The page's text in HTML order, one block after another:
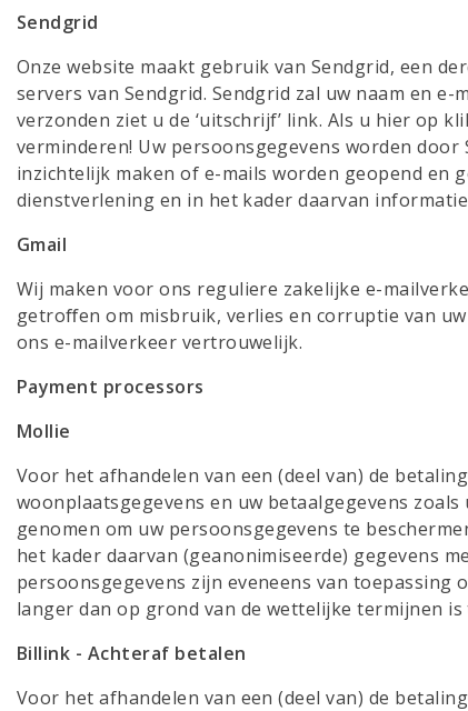
Sendgrid
Onze website maakt gebruik van Sendgrid, een
servers van Sendgrid. Sendgrid zal uw naam en
verzonden ziet u de ‘uitschrijf’ link. Als u hier op
verminderen! Uw persoonsgegevens worden
inzichtelijk maken of e-mails worden geopend en
dienstverlening en in het kader daarvan
Gmail
Wij maken voor ons reguliere zakelijke e-
getroﬀen om misbruik, verlies en corruptie van
ons e-mailverkeer vertrouwelijk.
Payment processors
Mollie
Voor het afhandelen van een (deel van) de
woonplaatsgegevens en uw betaalgegevens
genomen om uw persoonsgegevens te
het kader daarvan (geanonimiseerde) gegevens
persoonsgegevens zijn eveneens van toepassing
langer dan op grond van de wettelijke termijnen is
Billink - Achteraf betalen
Voor het afhandelen van een (deel van) de